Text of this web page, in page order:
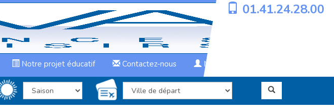
01.41.24.28.00
Notre projet éducatif Contactez-nous Mon compte